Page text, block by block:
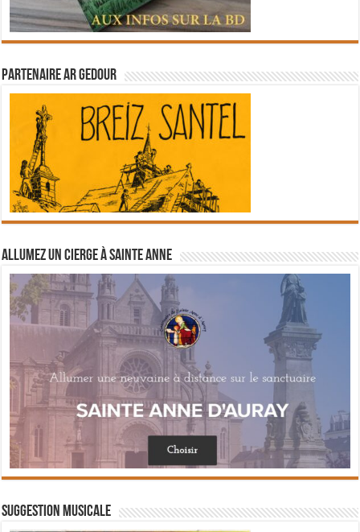
Partenaire Ar Gedour
Allumez un cierge à Sainte Anne
Suggestion musicale